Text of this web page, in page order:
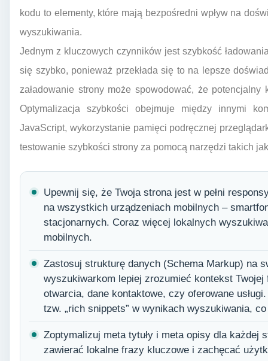
kodu to elementy, które mają bezpośredni wpływ na
wyszukiwania.
Jednym z kluczowych czynników jest szybkość
się szybko, ponieważ przekłada się to na lepsze
załadowanie strony może spowodować, że
Optymalizacja szybkości obejmuje między innymi
JavaScript, wykorzystanie pamięci podręcznej
testowanie szybkości strony za pomocą narzędzi takich
Upewnij się, że Twoja strona jest w pełni
na wszystkich urządzeniach mobilnych –
stacjonarnych. Coraz więcej lokalnych
mobilnych.
Zastosuj strukturę danych (Schema Markup) na
wyszukiwarkom lepiej zrozumieć kontekst
otwarcia, dane kontaktowe, czy oferowane
tzw. „rich snippets” w wynikach wyszukiwania,
Zoptymalizuj meta tytuły i meta opisy dla każdej
zawierać lokalne frazy kluczowe i zachęcać